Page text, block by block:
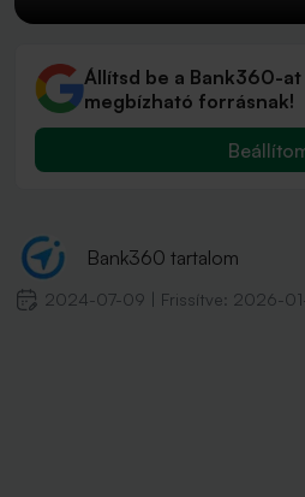
Állítsd be a Bank360-at
megbízható forrásnak!
Bank360 tartalom
2024-07-09 Frissítve: 2026-